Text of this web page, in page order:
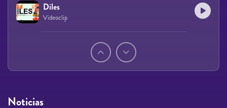
Noticias
Diles
Videoclip